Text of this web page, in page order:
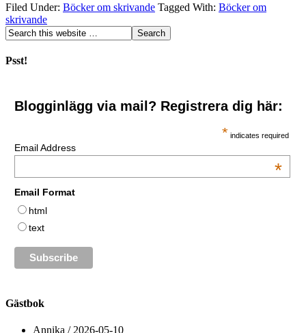
Filed Under: Böcker om skrivande Tagged With: Böcker om
skrivande
Psst!
Blogginlägg via mail? Registrera dig här:
* indicates required
Email Address
*
Email Format
html
text
Gästbok
Annika / 2026-05-10